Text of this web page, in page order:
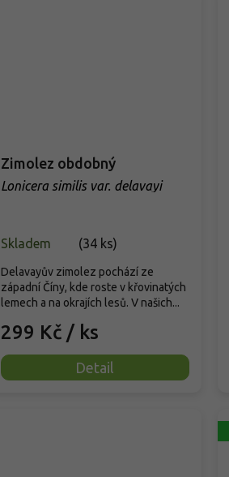
Zimolez obdobný
Lonicera similis var. delavayi
Skladem (34 ks)
299 Kč / ks
Detail
Delavayův zimolez pochází ze
západní Číny, kde roste v křovinatých
lemech a na okrajích lesů. V našich...